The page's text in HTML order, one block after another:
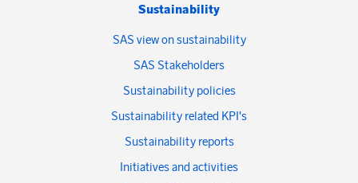
Sustainability
SAS view on sustainability
SAS Stakeholders
Sustainability policies
Sustainability related KPI's
Sustainability reports
Initiatives and activities